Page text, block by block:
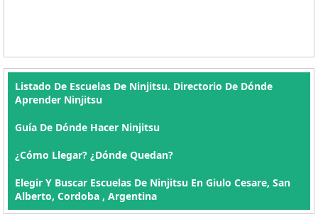
Listado De Escuelas De Ninjitsu. Directorio De Dónde
Aprender Ninjitsu
Guía De Dónde Hacer Ninjitsu
¿Cómo Llegar? ¿Dónde Quedan?
Elegir Y Buscar Escuelas De Ninjitsu En Giulo Cesare, San
Alberto, Cordoba , Argentina